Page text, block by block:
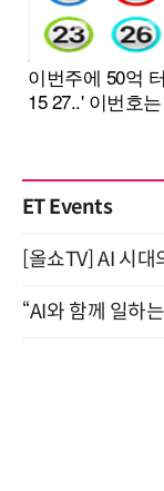
ET Events